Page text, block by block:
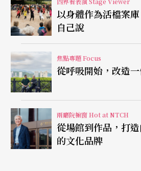
以身體作為活檔案庫 自己的故事
自己說
焦點專題 Focus
從呼吸開始，改造
兩廳院櫥窗 Hot at NTCH
從場館到作品，打
的文化品牌